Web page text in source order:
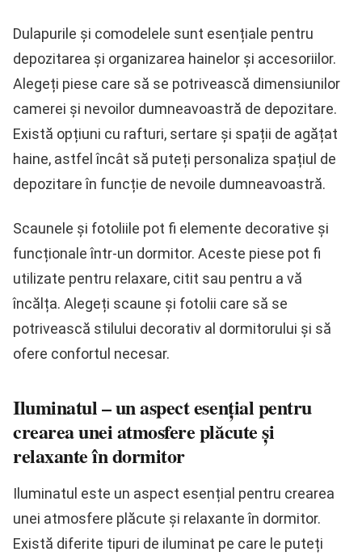
Dulapurile și comodelele sunt esențiale pentru
depozitarea și organizarea hainelor și accesoriilor.
Alegeți piese care să se potrivească dimensiunilor
camerei și nevoilor dumneavoastră de depozitare.
Există opțiuni cu rafturi, sertare și spații de agățat
haine, astfel încât să puteți personaliza spațiul de
depozitare în funcție de nevoile dumneavoastră.
Scaunele și fotoliile pot fi elemente decorative și
funcționale într-un dormitor. Aceste piese pot fi
utilizate pentru relaxare, citit sau pentru a vă
încălța. Alegeți scaune și fotolii care să se
potrivească stilului decorativ al dormitorului și să
ofere confortul necesar.
Iluminatul – un aspect esențial pentru
crearea unei atmosfere plăcute și
relaxante în dormitor
Iluminatul este un aspect esențial pentru crearea
unei atmosfere plăcute și relaxante în dormitor.
Există diferite tipuri de iluminat pe care le puteți